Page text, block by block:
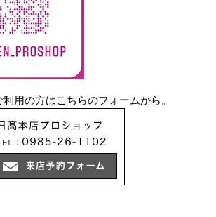
用の方はこちらのフォームから。